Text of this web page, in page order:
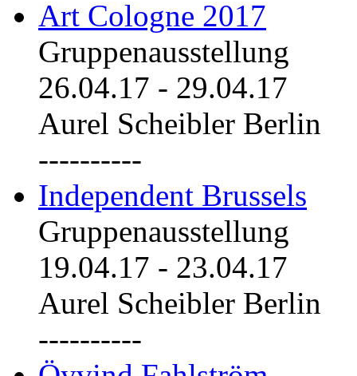
Art Cologne 2017
Gruppenausstellung
26.04.17 - 29.04.17
Aurel Scheibler Berlin
----------
Independent Brussels
Gruppenausstellung
19.04.17 - 23.04.17
Aurel Scheibler Berlin
----------